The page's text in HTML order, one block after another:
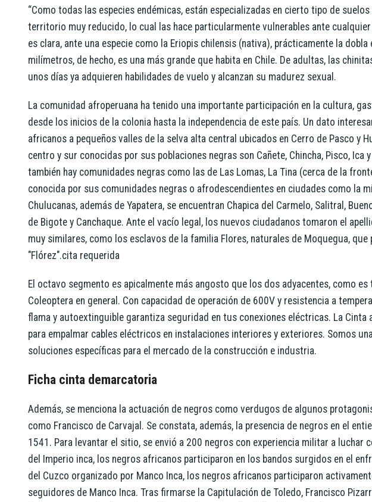
“Como todas las especies endémicas, están especializadas en cierto tipo de
territorio muy reducido, lo cual las hace particularmente vulnerables ante cualquier
es clara, ante una especie como la Eriopis chilensis (nativa), prácticamente la
milímetros, de hecho, es una más grande que habita en Chile. De adultas, las
unos días ya adquieren habilidades de vuelo y alcanzan su madurez sexual.
La comunidad afroperuana ha tenido una importante participación en la cultura,
desde los inicios de la colonia hasta la independencia de este país. Un dato
africanos a pequeños valles de la selva alta central ubicados en Cerro de Pasco y
centro y sur conocidas por sus poblaciones negras son Cañete, Chincha, Pisco, Ica
también hay comunidades negras como las de Las Lomas, La Tina (cerca de la
conocida por sus comunidades negras o afrodescendientes en ciudades como la
Chulucanas, además de Yapatera, se encuentran Chapica del Carmelo, Salitral,
de Bigote y Canchaque. Ante el vacío legal, los nuevos ciudadanos tomaron el
muy similares, como los esclavos de la familia Flores, naturales de Moquegua,
"Flórez".cita requerida
El octavo segmento es apicalmente más angosto que los dos adyacentes, como
Coleoptera en general. Con capacidad de operación de 600V y resistencia a
flama y autoextinguible garantiza seguridad en tus conexiones eléctricas. La Cinta
para empalmar cables eléctricos en instalaciones interiores y exteriores. Somos
soluciones específicas para el mercado de la construcción e industria.
Ficha cinta demarcatoria
Además, se menciona la actuación de negros como verdugos de algunos
como Francisco de Carvajal. Se constata, además, la presencia de negros en el
1541.​ Para levantar el sitio, se envió a 200 negros con experiencia militar a luchar
del Imperio inca, los negros africanos participaron en los bandos surgidos en el
del Cuzco organizado por Manco Inca, los negros africanos participaron
seguidores de Manco Inca. Tras firmarse la Capitulación de Toledo, Francisco